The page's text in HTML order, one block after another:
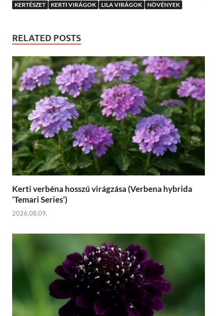
KERTÉSZET
KERTI VIRÁGOK LILA VIRÁGOK NÖVÉNYEK
RELATED POSTS
Kerti verbéna hosszú virágzása (Verbena hybrida
‘Temari Series’)
2026.08.09.